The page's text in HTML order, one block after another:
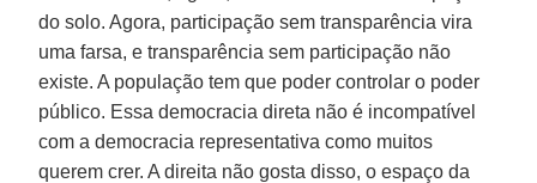
do solo. Ago­ra, participação sem transparência vira
uma farsa, e transparência sem partici­pação não
existe. A população tem que poder controlar o poder
público. Essa democracia direta não é incompatível
com a democracia representativa como muitos
querem crer. A direita não gosta disso, o espaço da